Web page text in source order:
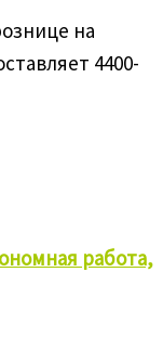
на
4400-
работа,